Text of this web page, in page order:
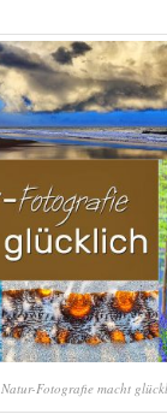
Natur-Fotografie macht